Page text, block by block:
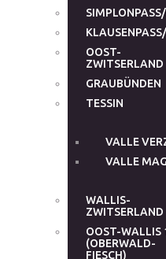
SIMPLONPASS/
OOST-
ZWITSERLAND
GRAUBÜNDEN
TESSIN
VALLE
VALLE
WALLIS-
ZWITSERLAND
OOST-WALLIS
(OBERWALD-
FIESCH)